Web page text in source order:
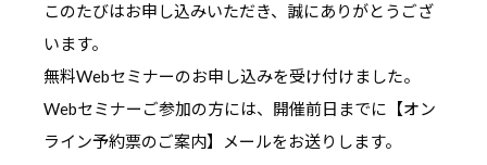
このたびはお申し込みいただき、誠にありがとうござ
います。
無料Webセミナーのお申し込みを受け付けました。
Webセミナーご参加の方には、開催前日までに【オン
ライン予約票のご案内】メールをお送りします。